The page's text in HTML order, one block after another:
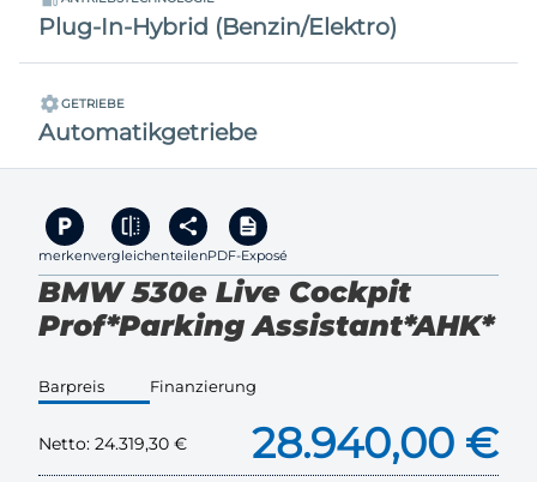
Plug-In-Hybrid (Benzin/Elektro)
GETRIEBE
Automatikgetriebe
merkenvergleichenteilenPDF-Exposé
BMW 530e Live Cockpit
Prof*Parking Assistant*AHK*
Barpreis Finanzierung
Netto: 24.319,30 € 28.940,00 €